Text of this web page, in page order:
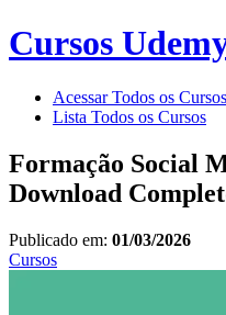
Cursos
Acessar Todos os Cursos
Lista Todos os Cursos
Formação Social
Download
Publicado em: 01/03/2026
Cursos